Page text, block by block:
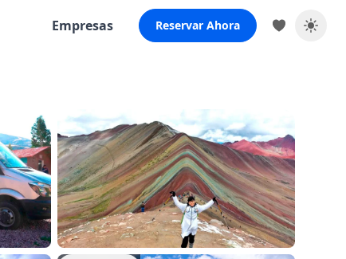
Empresas Reservar Ahora